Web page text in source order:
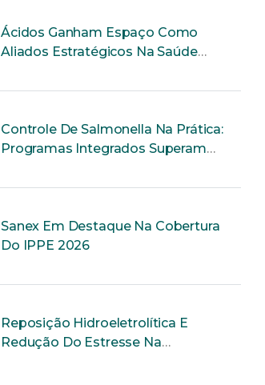
Ácidos Ganham Espaço Como
Aliados Estratégicos Na Saúde
Controle De Salmonella Na Prática:
Programas Integrados Superam
Sanex Em Destaque Na Cobertura
Do IPPE 2026
Reposição Hidroeletrolítica E
Redução Do Estresse Na